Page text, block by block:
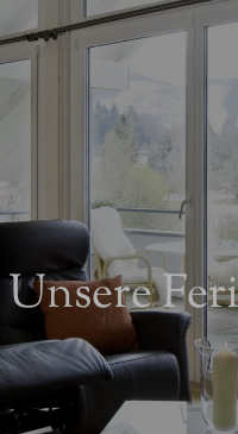
Unsere